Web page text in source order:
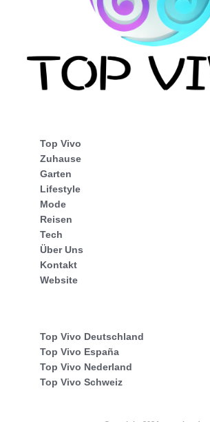
Top Vivo
Zuhause
Garten
Lifestyle
Mode
Reisen
Tech
Über Uns
Kontakt
Website
Top Vivo Deutschland
Top Vivo España
Top Vivo Nederland
Top Vivo Schweiz